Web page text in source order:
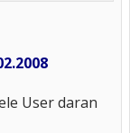
User daran